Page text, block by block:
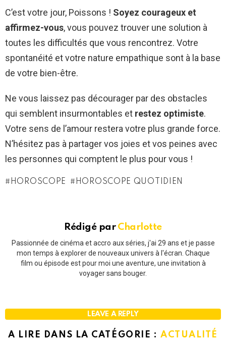
C’est votre jour, Poissons ! Soyez courageux et
affirmez-vous, vous pouvez trouver une solution à
toutes les difficultés que vous rencontrez. Votre
spontanéité et votre nature empathique sont à la base
de votre bien-être.
Ne vous laissez pas décourager par des obstacles
qui semblent insurmontables et restez optimiste.
Votre sens de l’amour restera votre plus grande force.
N’hésitez pas à partager vos joies et vos peines avec
les personnes qui comptent le plus pour vous !
HOROSCOPE HOROSCOPE QUOTIDIEN
Rédigé par Charlotte
Passionnée de cinéma et accro aux séries, j'ai 29 ans et je passe
mon temps à explorer de nouveaux univers à l'écran. Chaque
film ou épisode est pour moi une aventure, une invitation à
voyager sans bouger.
LEAVE A REPLY
A LIRE DANS LA CATÉGORIE : ACTUALITÉ